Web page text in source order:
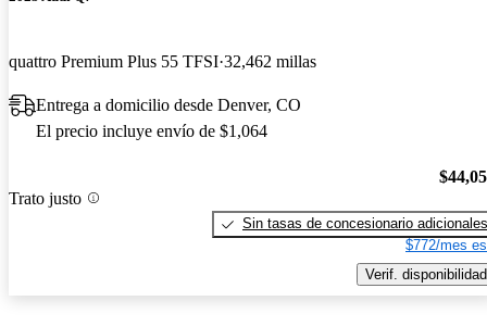
quattro Premium Plus 55 TFSI 32,462 millas
Entrega a domicilio desde Denver, CO
El precio incluye envío de $1,064
Trato justo
Sin tasas de concesionario adicionales
$772/mes
Verif. disponibilidad